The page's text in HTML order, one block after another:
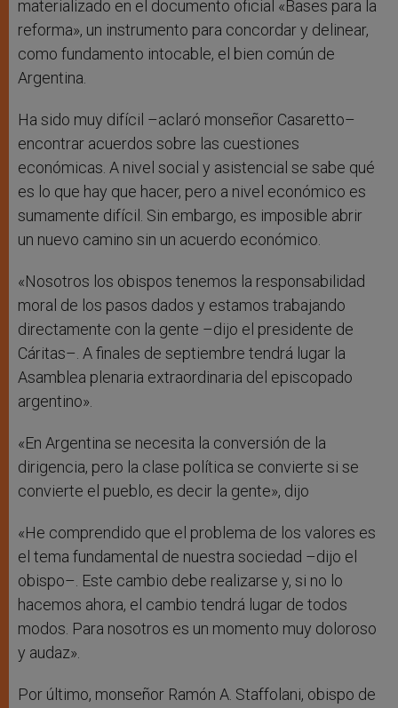
materializado en el documento oficial «Bases para la
reforma», un instrumento para concordar y delinear,
como fundamento intocable, el bien común de
Argentina.
Ha sido muy difícil –aclaró monseñor Casaretto–
encontrar acuerdos sobre las cuestiones
económicas. A nivel social y asistencial se sabe qué
es lo que hay que hacer, pero a nivel económico es
sumamente difícil. Sin embargo, es imposible abrir
un nuevo camino sin un acuerdo económico.
«Nosotros los obispos tenemos la responsabilidad
moral de los pasos dados y estamos trabajando
directamente con la gente –dijo el presidente de
Cáritas–. A finales de septiembre tendrá lugar la
Asamblea plenaria extraordinaria del episcopado
argentino».
«En Argentina se necesita la conversión de la
dirigencia, pero la clase política se convierte si se
convierte el pueblo, es decir la gente», dijo
«He comprendido que el problema de los valores es
el tema fundamental de nuestra sociedad –dijo el
obispo–. Este cambio debe realizarse y, si no lo
hacemos ahora, el cambio tendrá lugar de todos
modos. Para nosotros es un momento muy doloroso
y audaz».
Por último, monseñor Ramón A. Staffolani, obispo de